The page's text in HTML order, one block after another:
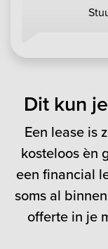
Dit kun
Een lease is
kosteloos èn
een financial
soms al
offerte in je